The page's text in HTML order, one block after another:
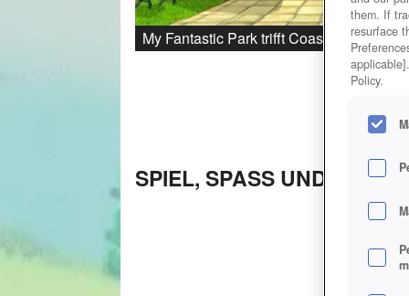
My Fantastic Park trifft Coasterado
SPIEL, SPASS UND
them. If
resurface
Policy.